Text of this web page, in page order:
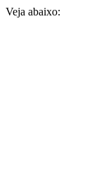
Veja abaixo: